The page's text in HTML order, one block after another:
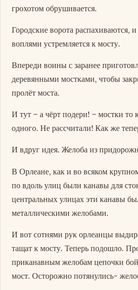
грохотом обрушивается.
Городские ворота распахиваются,
воплями устремляется к мосту.
Впереди воины с заранее
деревянными мостками, чтобы
пролёт моста.
И тут – а чёрт подери! – мостки то
одного. Не рассчитали! Как же
И вдруг идея. Желоба из
В Орлеане, как и во всяком
по вдоль улиц были канавы для
центральных улицах эти канавы
металлическими желобами.
И вот сотнями рук орлеанцы
тащат к мосту. Теперь подошло.
приканавным желобам цепочки
мост. Осторожно потянулись-